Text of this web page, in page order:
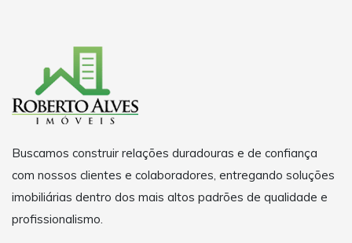
Buscamos construir relações duradouras e de confiança
com nossos clientes e colaboradores, entregando soluções
imobiliárias dentro dos mais altos padrões de qualidade e
profissionalismo.